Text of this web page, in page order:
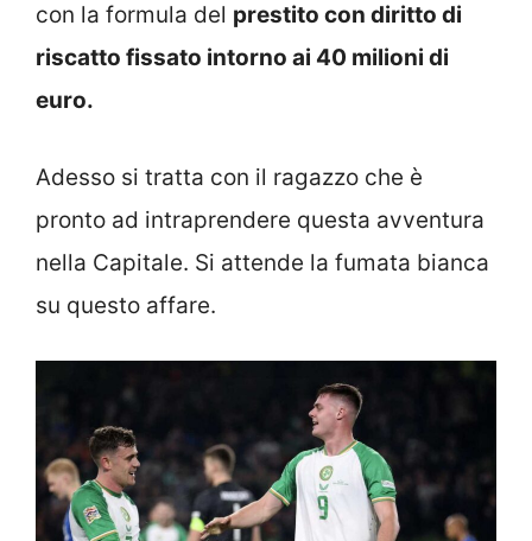
con la formula del prestito con diritto di
riscatto fissato intorno ai 40 milioni di
euro.
Adesso si tratta con il ragazzo che è
pronto ad intraprendere questa avventura
nella Capitale. Si attende la fumata bianca
su questo affare.